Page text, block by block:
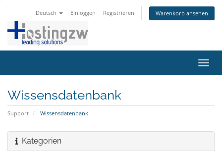
Deutsch Einloggen Registrieren Warenkorb ansehen
ein-/
Wissensdatenbank
Support Wissensdatenbank
Kategorien